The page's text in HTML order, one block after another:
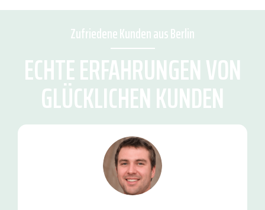
Zufriedene Kunden aus Berlin
ECHTE ERFAHRUNGEN VON
GLÜCKLICHEN KUNDEN